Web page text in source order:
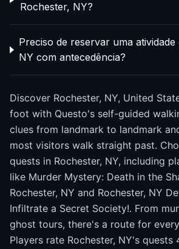
Rochester, NY?
Preciso de reservar uma atividade
NY com antecedência?
Discover Rochester, NY, United
foot with Questo's self-guided
clues from landmark to landmark
most visitors walk straight past.
quests in Rochester, NY, including
like Murder Mystery: Death in the
Rochester, NY and Rochester, NY
Infiltrate a Secret Society!. From
ghost tours, there's a route for
Players rate Rochester, NY's quests